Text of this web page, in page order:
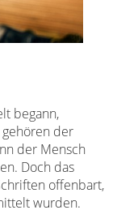
begann,
der
der Mensch
Doch das
offenbart,
wurden.